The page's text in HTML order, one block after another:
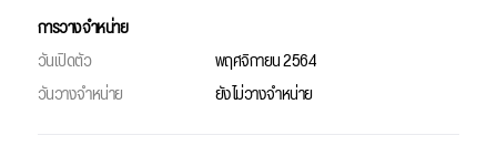
การวางจำหน่าย
วันเปิดตัว
พฤศจิกายน 2564
วันวางจำหน่าย
ยังไม่วางจำหน่าย